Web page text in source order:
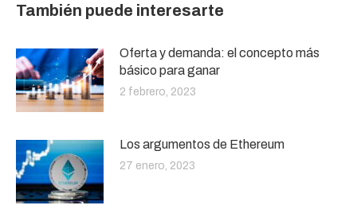
También puede interesarte
Oferta y demanda: el concepto más
básico para ganar
2 febrero, 2023
Los argumentos de Ethereum
27 enero, 2023